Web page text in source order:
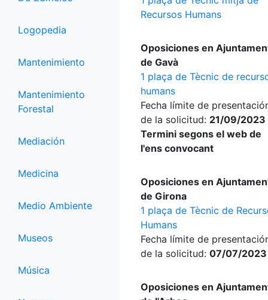
Logopedia
Mantenimiento
Mantenimiento
Forestal
Mediación
Medicina
Medio Ambiente
Museos
Música
Recursos Humans
Oposiciones en
de Gavà
1 plaça de Tècnic de
humans
Fecha límite de
de la solicitud: 21/09/2023
Termini segons el web de
l'ens convocant
Oposiciones en
de Girona
1 plaça de Tècnic de
Humans
Fecha límite de
de la solicitud: 07/07/2023
Oposiciones en